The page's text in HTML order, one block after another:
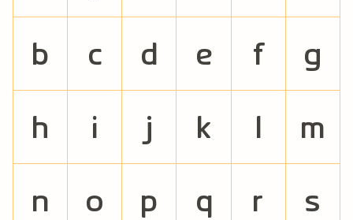
b
c d e f
g
h
i j k l
m
n
o p q r
s